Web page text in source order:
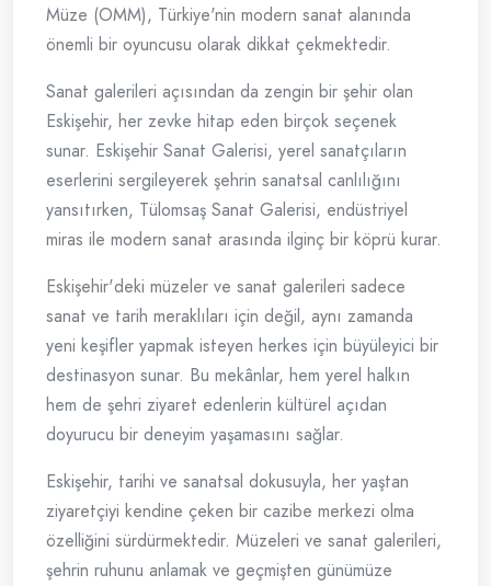
Müze (OMM), Türkiye'nin modern sanat alanında
önemli bir oyuncusu olarak dikkat çekmektedir.
Sanat galerileri açısından da zengin bir şehir olan
Eskişehir, her zevke hitap eden birçok seçenek
sunar. Eskişehir Sanat Galerisi, yerel sanatçıların
eserlerini sergileyerek şehrin sanatsal canlılığını
yansıtırken, Tülomsaş Sanat Galerisi, endüstriyel
miras ile modern sanat arasında ilginç bir köprü kurar.
Eskişehir'deki müzeler ve sanat galerileri sadece
sanat ve tarih meraklıları için değil, aynı zamanda
yeni keşifler yapmak isteyen herkes için büyüleyici bir
destinasyon sunar. Bu mekânlar, hem yerel halkın
hem de şehri ziyaret edenlerin kültürel açıdan
doyurucu bir deneyim yaşamasını sağlar.
Eskişehir, tarihi ve sanatsal dokusuyla, her yaştan
ziyaretçiyi kendine çeken bir cazibe merkezi olma
özelliğini sürdürmektedir. Müzeleri ve sanat galerileri,
şehrin ruhunu anlamak ve geçmişten günümüze